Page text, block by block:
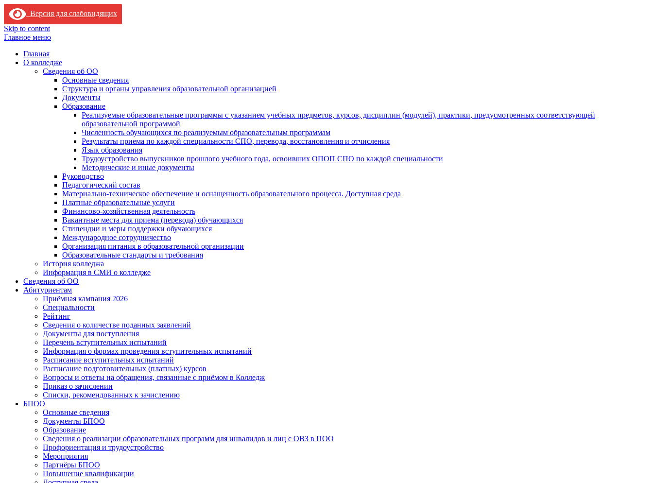
Версия для слабовидящих
Skip to content
Главное меню
Главная
О колледже
Сведения об ОО
Основные сведения
Структура и органы управления образовательной организацией
Документы
Образование
Реализуемые образовательные программы с указанием учебных предметов, курсов, дисциплин (модулей), практики, предусмотренных соответствующей
образовательной программой
Численность обучающихся по реализуемым образовательным программам
Результаты приема по каждой специальности СПО, перевода, восстановления и отчисления
Язык образования
Трудоустройство выпускников прошлого учебного года, освоивших ОПОП СПО по каждой специальности
Методические и иные документы
Руководство
Педагогический состав
Материально-техническое обеспечение и оснащенность образовательного процесса. Доступная среда
Платные образовательные услуги
Финансово-хозяйственная деятельность
Вакантные места для приема (перевода) обучающихся
Стипендии и меры поддержки обучающихся
Международное сотрудничество
Организация питания в образовательной организации
Образовательные стандарты и требования
История колледжа
Информация в СМИ о колледже
Сведения об ОО
Абитуриентам
Приёмная кампания 2026
Специальности
Рейтинг
Сведения о количестве поданных заявлений
Документы для поступления
Перечень вступительных испытаний
Информация о формах проведения вступительных испытаний
Расписание вступительных испытаний
Расписание подготовительных (платных) курсов
Вопросы и ответы на обращения, связанные с приёмом в Колледж
Приказ о зачислении
Списки, рекомендованных к зачислению
БПОО
Основные сведения
Документы БПОО
Образование
Сведения о реализации образовательных программ для инвалидов и лиц с ОВЗ в ПОО
Профориентация и трудоустройство
Мероприятия
Партнёры БПОО
Повышение квалификации